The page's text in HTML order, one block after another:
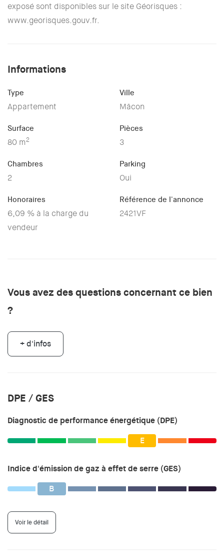
exposé sont disponibles sur le site Géorisques :
www.georisques.gouv.fr.
Informations
Type
Appartement
Ville
Mâcon
Surface
80 m2
Pièces
3
Chambres
2
Parking
Oui
Honoraires
6,09 % à la charge du
vendeur
Référence de l'annonce
2421VF
Vous avez des questions concernant ce bien
?
+ d'infos
DPE / GES
Diagnostic de performance énergétique (DPE)
E
Indice d'émission de gaz à effet de serre (GES)
B
Voir le détail